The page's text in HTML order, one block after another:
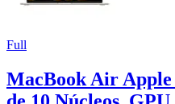
Full
MacBook Air